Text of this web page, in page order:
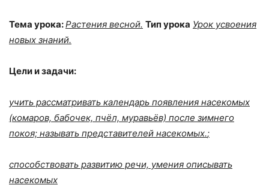
Тема урока:Растения весной. Тип урока Урок усвоения
новых знаний.
Цели и задачи:
учить рассматривать календарь появления насекомых
(комаров, бабочек, пчёл, муравьёв) после зимнего
покоя; называть представителей насекомых.;
способствовать развитию речи, умения описывать
насекомых